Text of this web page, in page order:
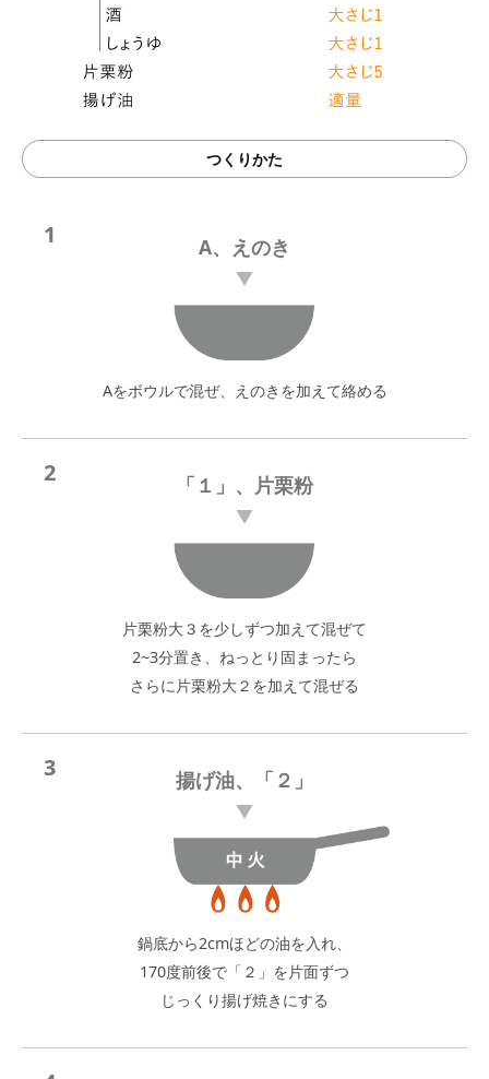
つくりかた
1 A、えのき
Aをボウルで混ぜ、えのきを加えて絡める
2 「１」、片栗粉
片栗粉大３を少しずつ加えて混ぜて
2~3分置き、ねっとり固まったら
さらに片栗粉大２を加えて混ぜる
3 揚げ油、「２」
鍋底から2cmほどの油を入れ、
170度前後で「２」を片面ずつ
じっくり揚げ焼きにする